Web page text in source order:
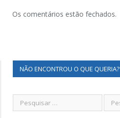
Os comentários estão fechados.
NÃO ENCONTROU O QUE QUERIA?